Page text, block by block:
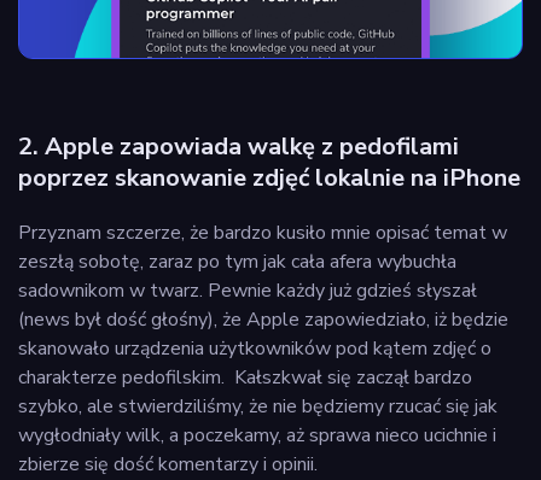
2. Apple zapowiada walkę z pedofilami
poprzez skanowanie zdjęć lokalnie na iPhone
Przyznam szczerze, że bardzo kusiło mnie opisać temat w
zeszłą sobotę, zaraz po tym jak cała afera wybuchła
sadownikom w twarz. Pewnie każdy już gdzieś słyszał
(news był dość głośny), że Apple zapowiedziało, iż będzie
skanowało urządzenia użytkowników pod kątem zdjęć o
charakterze pedofilskim. Kałszkwał się zaczął bardzo
szybko, ale stwierdziliśmy, że nie będziemy rzucać się jak
wygłodniały wilk, a poczekamy, aż sprawa nieco ucichnie i
zbierze się dość komentarzy i opinii.